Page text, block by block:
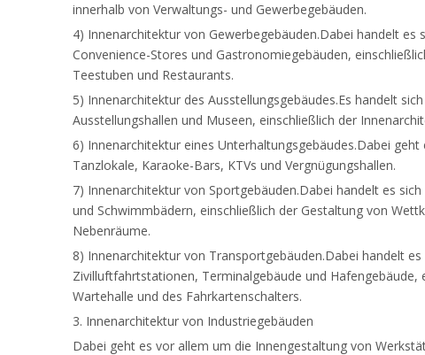
innerhalb von Verwaltungs- und Gewerbegebäuden.
4) Innenarchitektur von Gewerbegebäuden.Dabei handelt
Convenience-Stores und Gastronomiegebäuden,
Teestuben und Restaurants.
5) Innenarchitektur des Ausstellungsgebäudes.Es handelt
Ausstellungshallen und Museen, einschließlich der
6) Innenarchitektur eines Unterhaltungsgebäudes.Dabei
Tanzlokale, Karaoke-Bars, KTVs und Vergnügungshallen.
7) Innenarchitektur von Sportgebäuden.Dabei handelt es
und Schwimmbädern, einschließlich der Gestaltung von
Nebenräume.
8) Innenarchitektur von Transportgebäuden.Dabei handelt
Zivilluftfahrtstationen, Terminalgebäude und
Wartehalle und des Fahrkartenschalters.
3. Innenarchitektur von Industriegebäuden
Dabei geht es vor allem um die Innengestaltung von